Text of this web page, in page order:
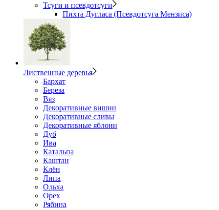
Тсуги и псевдотсуги
Пихта Дугласа (Псевдотсуга Мензиса)
Лиственные деревья
Бархат
Береза
Вяз
Декоративные вишни
Декоративные сливы
Декоративные яблони
Дуб
Ива
Катальпа
Каштан
Клён
Липа
Ольха
Орех
Рябина